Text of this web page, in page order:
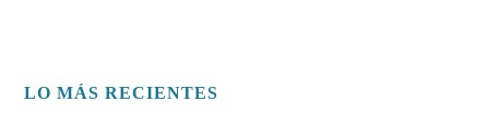
LO MÁS RECIENTES